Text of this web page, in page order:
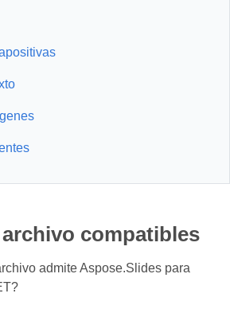
compatibles
admite Aspose.Slides para